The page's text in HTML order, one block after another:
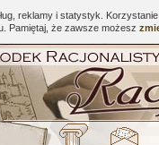
reklamy i statystyk.
Pamiętaj, że zawsze możesz